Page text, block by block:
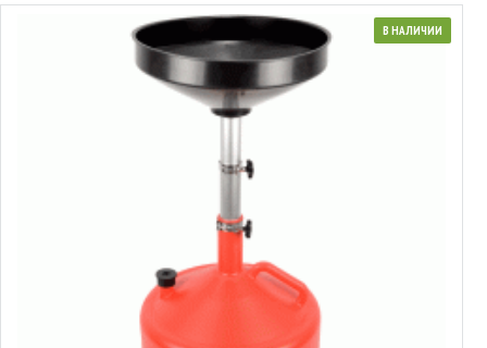
В НАЛИЧИИ
Передвижная маслосборная ёмкость